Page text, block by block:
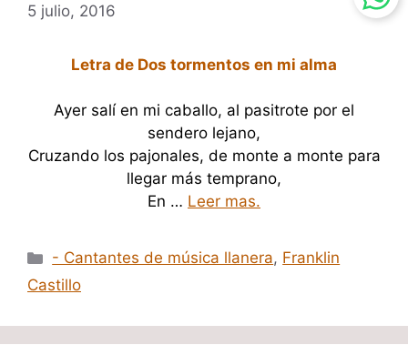
5 julio, 2016
Letra de Dos tormentos en mi alma
Ayer salí en mi caballo, al pasitrote por el
sendero lejano,
Cruzando los pajonales, de monte a monte para
llegar más temprano,
En … Leer mas.
Categorías
- Cantantes de música llanera, Franklin
Castillo